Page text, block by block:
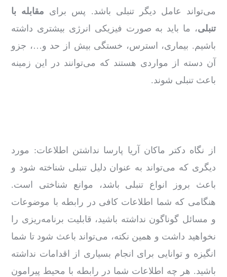
می‌تواند عامل دیگر تنبلی باشد‌. پس برای مقابله با
تنبلی، ما باید به ‌صورت فیزیکی انرژی بیشتری داشته
باشیم. بیماری، استرس، خستگی بیش ‌از حد و…، جزو
آن دسته از مواردی هستند که می‌توانند در این زمینه
باعث تنبلی شوند.
از نگاه دکتر ماکان آریا پارسا نداشتن اطلاعات: مورد
دیگری که می‌تواند به ‌عنوان دلیل تنبلی شناخته شود و
باعث بروز انواع تنبلی باشد، موانع شناختی است.
هنگامی‌ که شما اطلاعات کافی در رابطه با موضوعات
و مسائل گوناگون نداشته باشید، قابلیت برنامه‌ریزی را
نخواهید داشت و همین نکته، می‌تواند باعث شود تا شما
انگیزه و توانایی برای انجام بسیاری از اقدامات نداشته
باشید. هر چه اطلاعات شما در رابطه با محیط پیرامون